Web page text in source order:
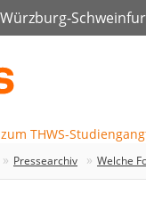
Pressearchiv Welche